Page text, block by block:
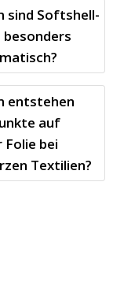
sind Softshell-
besonders
entstehen
auf
bei
Textilien?